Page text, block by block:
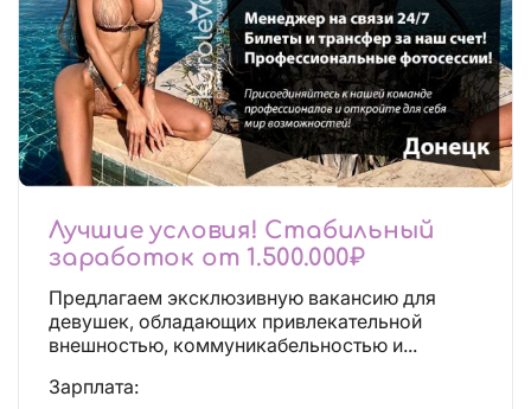
Лучшие условия! Стабильный
заработок от 1.500.000₽
Предлагаем эксклюзивную вакансию для
девушек, обладающих привлекательной
внешностью, коммуникабельностью и...
Зарплата: